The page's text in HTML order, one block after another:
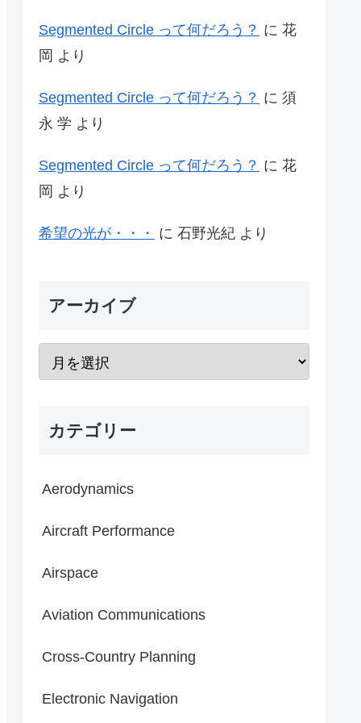
Segmented Circle って何だろう？ に 花
岡 より
Segmented Circle って何だろう？ に 須
永 学 より
Segmented Circle って何だろう？ に 花
岡 より
希望の光が・・・ に 石野光紀 より
アーカイブ
カテゴリー
Aerodynamics
Aircraft Performance
Airspace
Aviation Communications
Cross-Country Planning
Electronic Navigation